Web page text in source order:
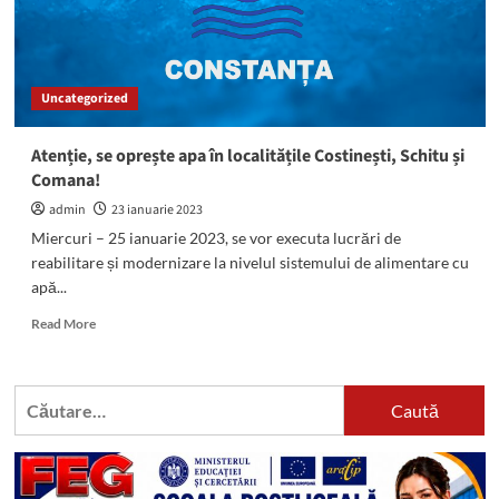
Uncategorized
Atenție, se oprește apa în localitățile Costinești, Schitu și
Comana!
admin
23 ianuarie 2023
Miercuri – 25 ianuarie 2023, se vor executa lucrări de
reabilitare și modernizare la nivelul sistemului de alimentare cu
apă...
Read MoreRead
Atenție,
în
localitățile
Caută